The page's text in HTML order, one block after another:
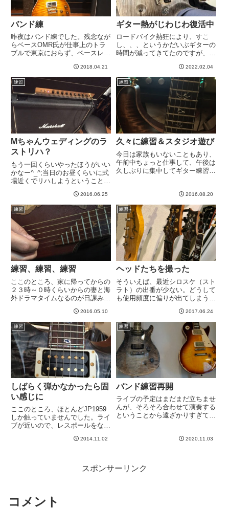
バンド練
昨夜はバンド練でした。残念なが
らベースOMR氏が仕事上のトラ
ブルで東京におらず、ベースレス
すが、大人が５人も６人も定期的
に同じ場所・時間に集まって練習
するってのはなかなか大変なこと
ですね。さて、７末ライブはB'...
2018.04.21
ギター熱がじわじわ復活中
ロードバイク熱狂により、すこ
し、、、というかだいぶギターの
時間が減ってきてたのですが、今
中。今ロードバイク寒いのと、土
日の予定的にあまり遠出できない
というのもありますけども。そし
て実施できるかどうかわからなく
なっ...
2022.02.04
練習
Mちゃんウェディングのラ
ストリハ？
もう一回くらいやったほうがいい
かなー^_^;当日のお昼くらいに式
場近くでリハしようということ
るので、直前週はしっかり練習し
たいと思います。特にギター弾く
曲が、オクターブ奏法のソロがあ
って意外に難しくてしっかり練...
2016.06.25
練習
久々に練習＆スタジオ遊び
今日は家族もいないこともあり、
午前中ちょっと仕事して、午後は
久しぶりに集中してギター練習で
ロファイル（自分のではない）を
使ってみました。ちなみに剣道は
夏休みになっていて...
2016.08.20
練習
練習、練習、練習
ここのところ、家に帰ってからの
２３時～０時くらいからの妻と海
外ドラマタイムなるのが日課みた
同時にTVみながらギターを反復
練習する時間でもあります。最近
はもっぱらアコギ。エレキの生音
練習には慣れてきて何も言わな
く...
2016.05.10
練習
ヘッドたちを撮った
そういえば、最近シロスケ（スト
ラト）の出番が少ない。どうして
も使用頻度に偏りが出てしまうの
想本数は3本くらいだと思うので
すが、気づいたら増えつつある。
まずいのはレスポールが3本ある
こと。黒ペリー、９９レモン、
J...
2017.06.24
練習
しばらく弾かなかったら固
い感じに
ここのところ、ほとんどJP1959
しか触っていませんでした。ライ
ブが近いので、レスポールをなじ
で。ちゃんと計算してませんが、
た。うーん、、、なんか反応悪...
2014.11.02
練習
バンド練習再開
ライブの予定はまだまだ立ちませ
んが、そろそろ合わせて演奏する
ということから遠ざかりすぎてい
合わせるか、という感じで練習が
い。...
2020.11.03
スポンサーリンク
コメント